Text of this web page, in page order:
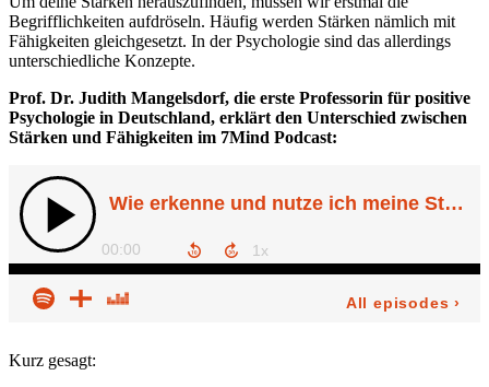
Begrifflichkeiten aufdröseln. Häufig werden Stärken nämlich mit
Fähigkeiten gleichgesetzt. In der Psychologie sind das allerdings
unterschiedliche Konzepte.
Prof. Dr. Judith Mangelsdorf, die erste Professorin für positive
Psychologie in Deutschland, erklärt den Unterschied zwischen
Stärken und Fähigkeiten im 7Mind Podcast:
Kurz gesagt: